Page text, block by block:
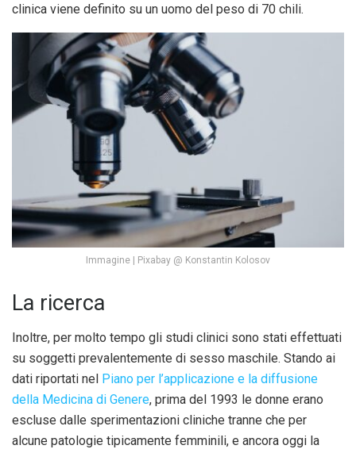
clinica viene definito su un uomo del peso di 70 chili.
Immagine | Pixabay @ Konstantin Kolosov
La ricerca
Inoltre, per molto tempo gli studi clinici sono stati effettuati
su soggetti prevalentemente di sesso maschile. Stando ai
dati riportati nel Piano per l’applicazione e la diffusione
della Medicina di Genere, prima del 1993 le donne erano
escluse dalle sperimentazioni cliniche tranne che per
alcune patologie tipicamente femminili, e ancora oggi la